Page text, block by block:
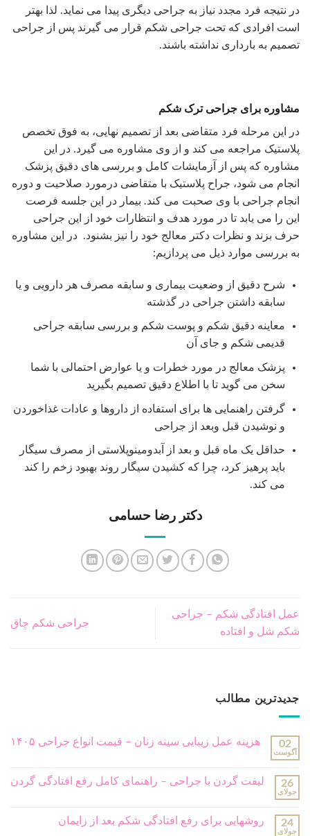
در نتیجه فرد مجدد نیاز به جراحی دیگری پیدا می نماید. لذا بهتر
است افرادی که تحت جراحی شکم قرار می گیرند پس از جراحی
تصمیم به بارداری نداشته باشند.
مشاوره برای جراحی ترک شکم
در این مرحله فرد متقاضی بعد از تصمیم نهایی، به فوق تخصص
پلاستیک مراجعه می کند و از وی مشاوره می گیرد. در این
مشاوره که پس از آزمایشات کامل و بررسی های دقیق پزشک
انجام می شود، جراح پلاستیک با متقاضی درمورد صلاحیت و دوره
انجام جراحی با وی صحبت می کند. بیمار در این جلسه فرصت
این را می یابد تا در مورد هدف و انتظارات خود از این جراحی
حرف بزند و نظرات دکتر معالج خود را نیز بشنود. در این مشاوره
به بررسی موارد ذیل می پردازیم:
شرح دقیق از وضعیت بیماری و سابقه مصرف هر دارویی و یا
سابقه داشتن جراحی در گذشته
معاینه دقیق شکم و پوست شکم و بررسی سابقه جراحی
قدیمی شکم و جای آن
پزشک معالج در مورد خطرات و یا عوارض احتمالی با شما
سخن می گوید تا با اطلاع دقیق تصمیم بگیرید
گرفتن راهنمایی ها برای استفاده از داروها و عادات غذاخوردن
و نوشیدن قبل وبعد از جراحی
حداقل یک ماه قبل و بعد از آبدومینوپلاستی از مصرف سیگار
باید پرهیز کرد، چرا که کشیدن سیگار روند بهبود زخم را کند
می کند.
دکتر رضا حسامی
عمل افتادگی شکم – جراحی
شکم شل و افتاده
جراحی شکم چاق
جدیدترین مطالب
02
آگوست
هزینه عمل زیبایی سینه زنان – قیمت انواع جراحی ۱۴۰۵
26
جولای
لیفت گردن با جراحی – راهنمای کامل رفع افتادگی گردن
24
جولای
روشهایی برای رفع افتادگی شکم بعد از زایمان